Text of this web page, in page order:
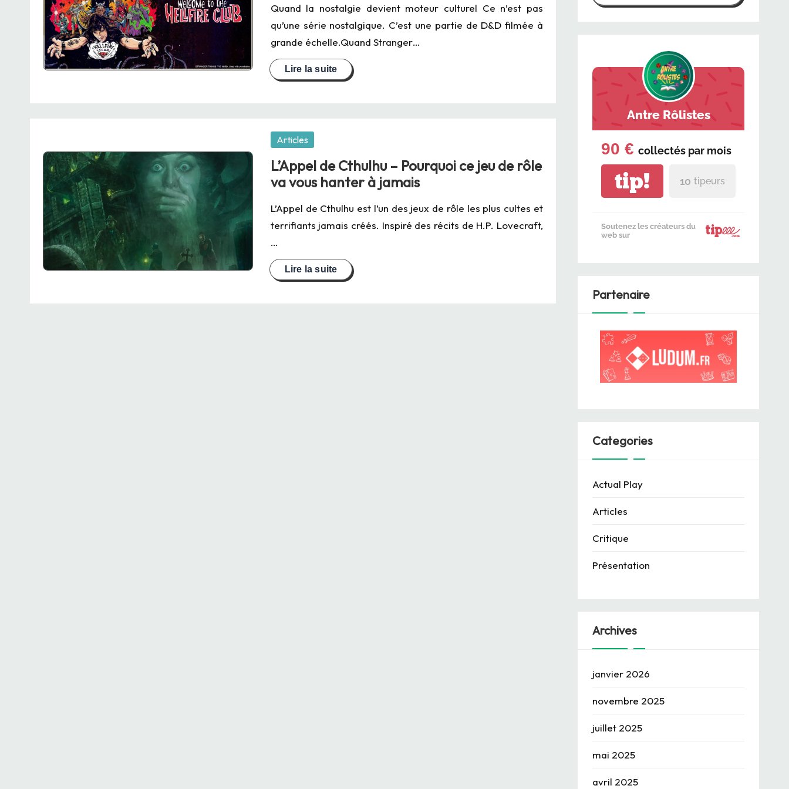
Quand la nostalgie devient moteur culturel Ce n’est pas
qu’une série nostalgique. C’est une partie de D&D filmée à
grande échelle.Quand Stranger…
Posted
Articles
L’Appel de Cthulhu – Pourquoi ce jeu de rôle
va vous hanter à jamais
L’Appel de Cthulhu est l’un des jeux de rôle les plus cultes et
terrifiants jamais créés. Inspiré des récits de H.P. Lovecraft,
…
Antre Rôlistes
90 € collectés par mois
tip! 10 tipeurs
Soutenez les créateurs du
web sur
Partenaire
Categories
Actual Play
Articles
Critique
Présentation
Archives
janvier 2026
novembre 2025
juillet 2025
mai 2025
avril 2025